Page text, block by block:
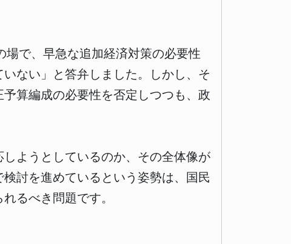
で、早急な追加経済対策の必要性
ない」と答弁しました。しかし、そ
算編成の必要性を否定しつつも、政
ようとしているのか、その全体像が
討を進めているという姿勢は、国民
るべき問題です。